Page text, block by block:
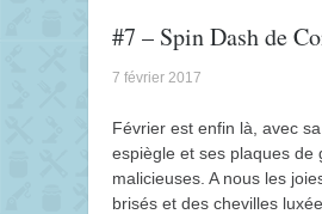
#7 – Spin Dash de
7 février 2017
Février est enfin là, avec
espiègle et ses plaques de
malicieuses. A nous les
brisés et des chevilles